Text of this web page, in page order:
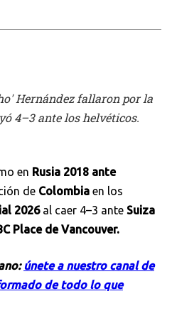
Hernández fallaron por la
4–3 ante los helvéticos.
en Rusia 2018 ante
de Colombia en los
2026 al caer 4–3 ante Suiza
Place de Vancouver.
únete a nuestro canal de
de todo lo que